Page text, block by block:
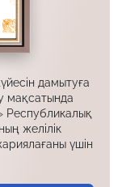
дамытуға
мақсатында
Республикалық
желілік
үшін